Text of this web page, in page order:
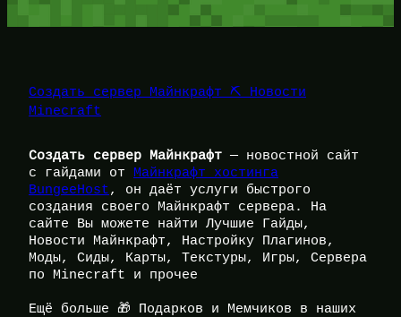
Создать сервер Майнкрафт ⛏️ Новости
Minecraft
Создать сервер Майнкрафт — новостной сайт
с гайдами от Майнкрафт хостинга
BungeeHost, он даёт услуги быстрого
создания своего Майнкрафт сервера. На
сайте Вы можете найти Лучшие Гайды,
Новости Майнкрафт, Настройку Плагинов,
Моды, Сиды, Карты, Текстуры, Игры, Сервера
по Minecraft и прочее
Ещё больше 🎁 Подарков и Мемчиков в наших